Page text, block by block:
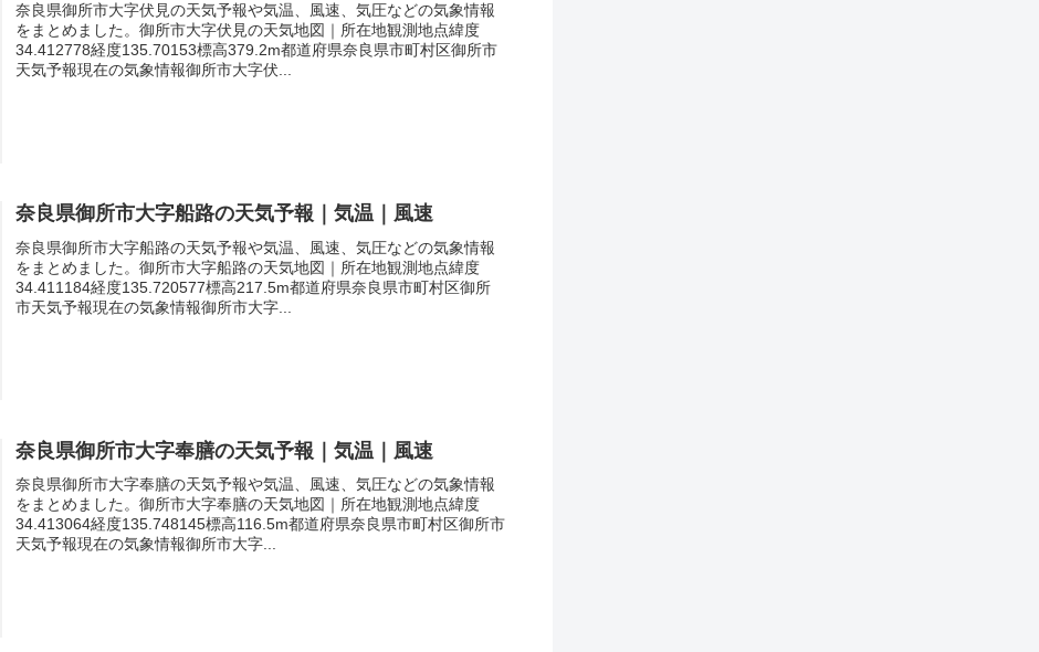
奈良県御所市大字伏見の天気予報や気温、風速、気圧などの気象情報
をまとめました。御所市大字伏見の天気地図｜所在地観測地点緯度
34.412778経度135.70153標高379.2m都道府県奈良県市町村区御所市
天気予報現在の気象情報御所市大字伏...
奈良県御所市大字船路の天気予報｜気温｜風速
奈良県御所市大字船路の天気予報や気温、風速、気圧などの気象情報
をまとめました。御所市大字船路の天気地図｜所在地観測地点緯度
34.411184経度135.720577標高217.5m都道府県奈良県市町村区御所
市天気予報現在の気象情報御所市大字...
奈良県御所市大字奉膳の天気予報｜気温｜風速
奈良県御所市大字奉膳の天気予報や気温、風速、気圧などの気象情報
をまとめました。御所市大字奉膳の天気地図｜所在地観測地点緯度
34.413064経度135.748145標高116.5m都道府県奈良県市町村区御所市
天気予報現在の気象情報御所市大字...